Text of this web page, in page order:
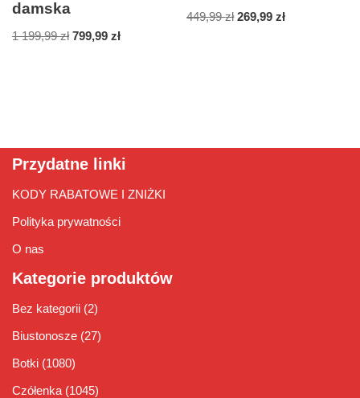
damska
1 199,99zł 799,99 zł
449,99zł 269,99zł
Przydatne linki
KODY RABATOWE I ZNIŻKI
Polityka prywatności
O nas
Kategorie produktów
Bez kategorii (2)
Biustonosze (27)
Botki (1080)
Czółenka (1045)